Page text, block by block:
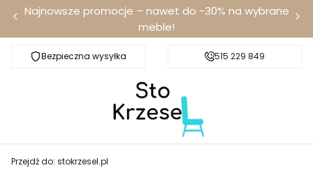
Najnowsze promocje – nawet do -30% na wybrane
meble!
Bezpieczna wysyłka Darmowa dostawa od 100 zł
515 229 849
Przejdź do: stokrzesel.pl